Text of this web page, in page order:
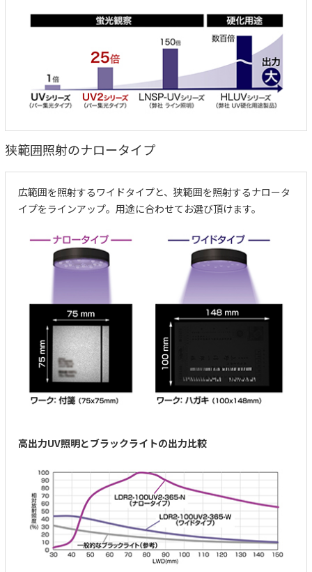
狭範囲照射のナロータイプ
広範囲を照射するワイドタイプと、狭範囲を照射するナロータ
イプをラインアップ。用途に合わせてお選び頂けます。
高出力UV照明とブラックライトの出力比較